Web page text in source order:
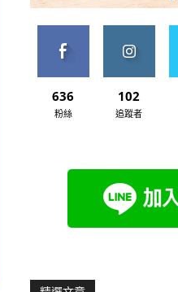
636
粉絲
102
追蹤者